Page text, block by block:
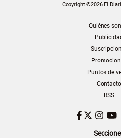
Copyright ©2026 El
Quiénes
Puntos de
Contacto
RSS
Facebook
Twitter